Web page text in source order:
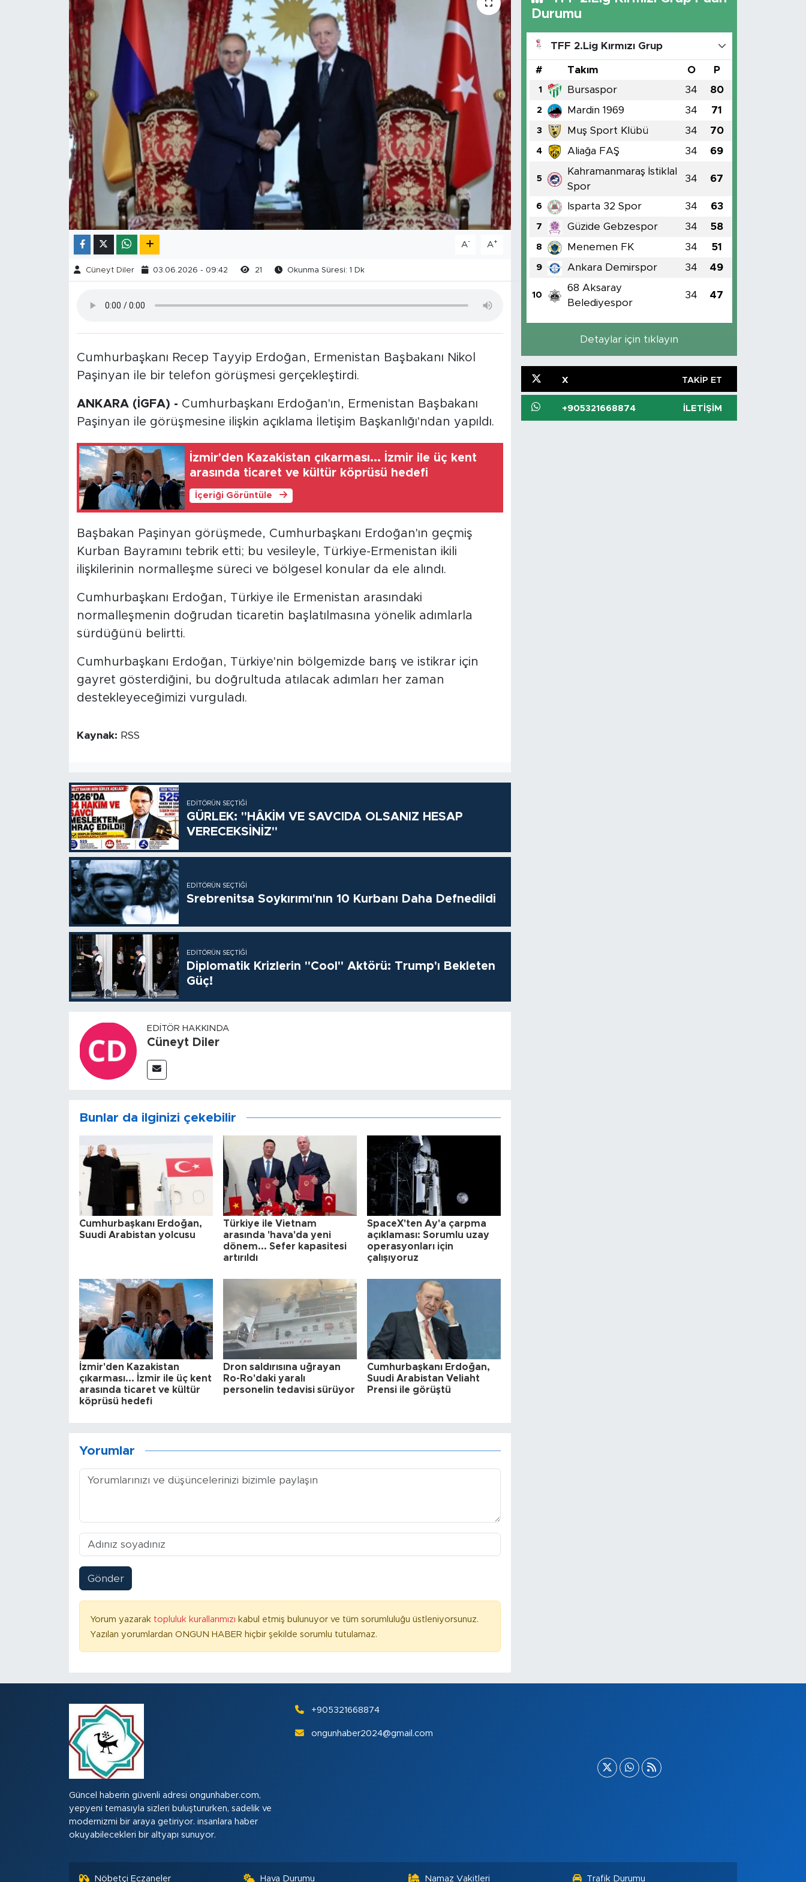
A- A+
Cüneyt Diler 03.06.2026 - 09:42 21 Okunma Süresi: 1 Dk
Cumhurbaşkanı Recep Tayyip Erdoğan, Ermenistan Başbakanı Nikol
Paşinyan ile bir telefon görüşmesi gerçekleştirdi.
ANKARA (İGFA) - Cumhurbaşkanı Erdoğan'ın, Ermenistan Başbakanı
Paşinyan ile görüşmesine ilişkin açıklama İletişim Başkanlığı'ndan yapıldı.
İzmir'den Kazakistan çıkarması... İzmir ile üç kent
arasında ticaret ve kültür köprüsü hedefi
İçeriği Görüntüle
Başbakan Paşinyan görüşmede, Cumhurbaşkanı Erdoğan'ın geçmiş
Kurban Bayramını tebrik etti; bu vesileyle, Türkiye-Ermenistan ikili
ilişkilerinin normalleşme süreci ve bölgesel konular da ele alındı.
Cumhurbaşkanı Erdoğan, Türkiye ile Ermenistan arasındaki
normalleşmenin doğrudan ticaretin başlatılmasına yönelik adımlarla
sürdüğünü belirtti.
Cumhurbaşkanı Erdoğan, Türkiye'nin bölgemizde barış ve istikrar için
gayret gösterdiğini, bu doğrultuda atılacak adımları her zaman
destekleyeceğimizi vurguladı.
Kaynak: RSS
EDITÖRÜN SEÇTIĞI
GÜRLEK: "HÂKİM VE SAVCIDA OLSANIZ HESAP
VERECEKSİNİZ"
EDITÖRÜN SEÇTIĞI
Srebrenitsa Soykırımı'nın 10 Kurbanı Daha Defnedildi
EDITÖRÜN SEÇTIĞI
Diplomatik Krizlerin "Cool" Aktörü: Trump'ı Bekleten
Güç!
EDITÖR HAKKINDA
Cüneyt Diler
Bunlar da ilginizi çekebilir
Cumhurbaşkanı Erdoğan,
Suudi Arabistan yolcusu
Türkiye ile Vietnam
arasında 'hava'da yeni
dönem... Sefer kapasitesi
artırıldı
SpaceX'ten Ay'a çarpma
açıklaması: Sorumlu uzay
operasyonları için
çalışıyoruz
İzmir'den Kazakistan
çıkarması... İzmir ile üç kent
arasında ticaret ve kültür
köprüsü hedefi
Dron saldırısına uğrayan
Ro-Ro'daki yaralı
personelin tedavisi sürüyor
Cumhurbaşkanı Erdoğan,
Suudi Arabistan Veliaht
Prensi ile görüştü
Yorumlar
Gönder
Yorum yazarak topluluk kurallarımızı kabul etmiş bulunuyor ve tüm sorumluluğu üstleniyorsunuz.
Yazılan yorumlardan ONGUN HABER hiçbir şekilde sorumlu tutulamaz.
Durumu
TFF 2.Lig Kırmızı Grup
# Takım O P
1 Bursaspor 34 80
2 Mardin 1969 34 71
3 Muş Sport Klübü 34 70
4 Aliağa FAŞ 34 69
5
Kahramanmaraş İstiklal
Spor
34 67
6 Isparta 32 Spor 34 63
7 Güzide Gebzespor 34 58
8 Menemen FK 34 51
9 Ankara Demirspor 34 49
10
68 Aksaray
Belediyespor
34 47
Detaylar için tıklayın
X TAKIP ET
+905321668874 İLETIŞIM
Güncel haberin güvenli adresi ongunhaber.com,
yepyeni temasıyla sizleri buluştururken, sadelik ve
modernizmi bir araya getiriyor. insanlara haber
okuyabilecekleri bir altyapı sunuyor.
+905321668874
ongunhaber2024@gmail.com
Nöbetçi Eczaneler Hava Durumu Namaz Vakitleri Trafik Durumu